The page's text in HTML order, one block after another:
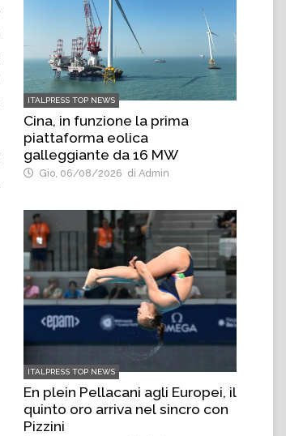
ITALPRESS TOP NEWS
Cina, in funzione la prima
piattaforma eolica
galleggiante da 16 MW
Gio, 06/08/2026 di Admin
ITALPRESS TOP NEWS
En plein Pellacani agli Europei, il
quinto oro arriva nel sincro con
Pizzini